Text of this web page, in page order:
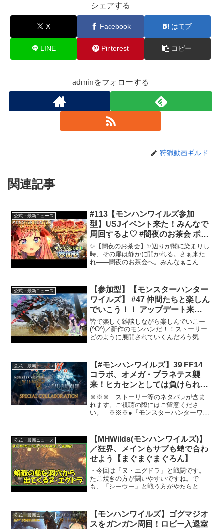
シェアする
X Facebook はてブ
LINE Pinterest コピー
adminをフォローする
狩猟動画ギルド
関連記事
公式・最新ニュース
#113【モンハンワイルズ参加
型】USJイベント来た！みんなで
周回するよ♡ #闇夜のお茶会 ポン
コツ初心者🔰〔マリアン嬢〕
✨【闇夜のお茶会】✨辺りが闇に染まりし
時、その扉は静かに開かれる。さぁ来た
れ――闇夜のお茶会へ。みんなぁこんば
加型モンハンワイルズ】だよ🎮✨ 初心者
さ...
公式・最新ニュース
【参加型】【モンスターハンター
ワイルズ】 #47 仲間たちと楽しん
でいこう！！ アップデート来た
ね♫【Monster Hunter Wilds】
【ネタバレ等含みます】
皆で楽しく雑談しながら楽しんでいこー
(^O^)／新作のモンハンだ！！ストーリー
どのように展開されていくんだろう気に
参加型を始めていくよ！**通信環境でセ
ッ...
公式・最新ニュース
【#モンハンワイルズ】39 FF14
コラボ、オメガ・プラネテス襲
来！ヒカセンとしては負けられま
せぬ… 【ネタバレ注意】
※※※ ストーリー等のネタバレが含ま
れます。ご視聴の際にはご留意くださ
い。 ※※※●『モンスターハンターワイ
ハンワイルズ #MHWs #MHWilds
公式・最新ニュース
【MHWilds(モンハンワイルズ)】
／狂界、メインもサブも蛸で合わ
せよう【まぐまぐまぐろん】
・今回は「ヌ・エグドラ」と戦闘です。
たこ焼きの方が闘いやすいですね。で
も、「シーウー」と戦う方がやたらと辛
ャンネル登録して頂けますとハンター生
活が長続きします。・いやー...
公式・最新ニュース
【モンハンワイルズ】ゴグマジオ
スをガンガン周回！ロビー入退室